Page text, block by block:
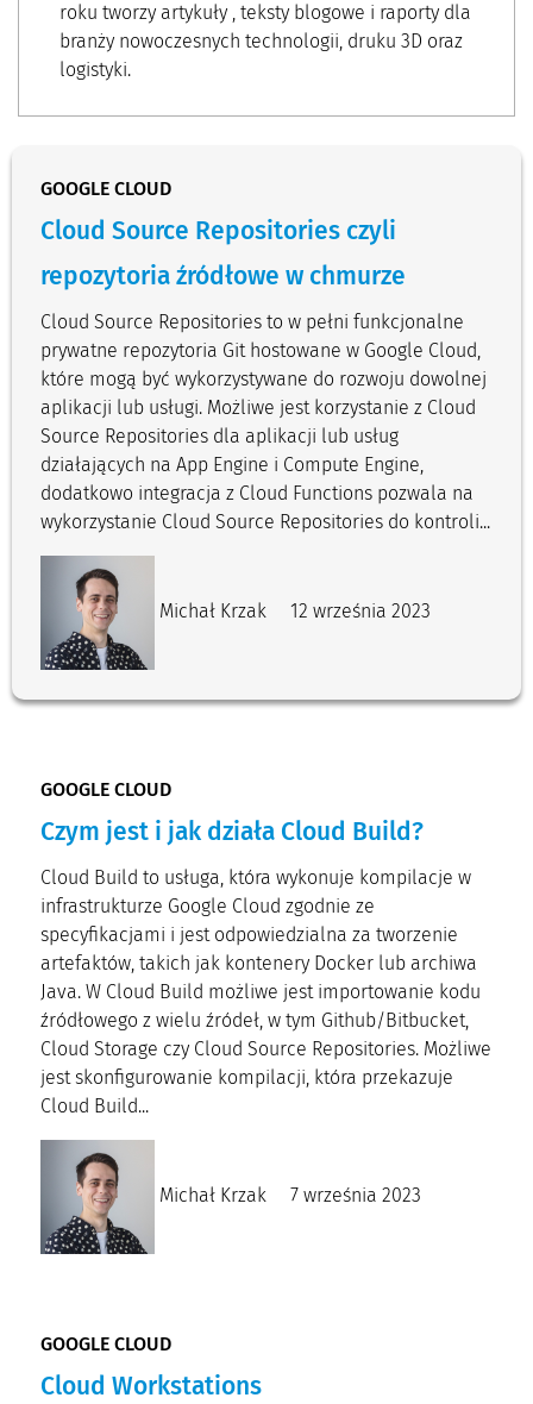
roku tworzy artykuły , teksty blogowe i raporty dla
branży nowoczesnych technologii, druku 3D oraz
logistyki.
GOOGLE CLOUD
Cloud Source Repositories czyli
repozytoria źródłowe w chmurze
Cloud Source Repositories to w pełni funkcjonalne
prywatne repozytoria Git hostowane w Google Cloud,
które mogą być wykorzystywane do rozwoju dowolnej
aplikacji lub usługi. Możliwe jest korzystanie z Cloud
Source Repositories dla aplikacji lub usług
działających na App Engine i Compute Engine,
dodatkowo integracja z Cloud Functions pozwala na
wykorzystanie Cloud Source Repositories do kontroli...
Michał Krzak 12 września 2023
GOOGLE CLOUD
Czym jest i jak działa Cloud Build?
Cloud Build to usługa, która wykonuje kompilacje w
infrastrukturze Google Cloud zgodnie ze
specyfikacjami i jest odpowiedzialna za tworzenie
artefaktów, takich jak kontenery Docker lub archiwa
Java. W Cloud Build możliwe jest importowanie kodu
źródłowego z wielu źródeł, w tym Github/Bitbucket,
Cloud Storage czy Cloud Source Repositories. Możliwe
jest skonfigurowanie kompilacji, która przekazuje
Cloud Build...
Michał Krzak 7 września 2023
GOOGLE CLOUD
Cloud Workstations